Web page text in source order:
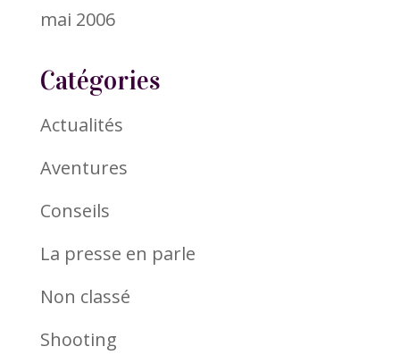
mai 2006
Catégories
Actualités
Aventures
Conseils
La presse en parle
Non classé
Shooting